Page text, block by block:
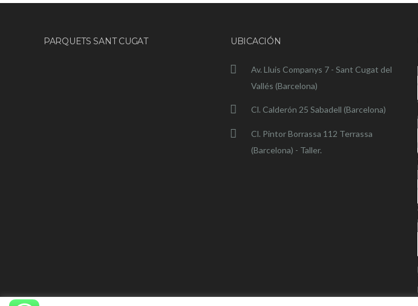
PARQUETS SANT CUGAT UBICACIÓN
Av. Lluis Companys 7 - Sant Cugat del
Vallés (Barcelona)
Cl. Calderón 25 Sabadell (Barcelona)
Cl. Pintor Borrassa 112 Terrassa
(Barcelona) - Taller.